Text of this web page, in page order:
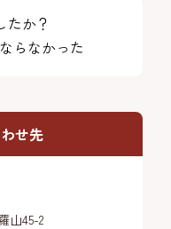
たか？
らなかった
せ先
山45-2